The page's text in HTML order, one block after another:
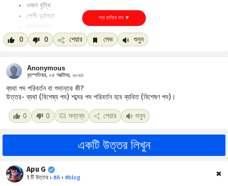
ওজন বৃদ্ধি
পেশী দুর্বলতা
যদি আপনার পেটে অস্বস্তি বা ব্যথা হয়, তাহলে একজন চিকিৎসকের সাথে পরামর্শ করা উচিত।
0 0 শেয়ার সেভ শুনুন
Anonymous
বৃহস্পতিবার, ০৫ অক্টোবর, ২০২৩
ব্যথা পদ পরিবর্তন বা পদান্তর কী?
উত্তর- ব্যথা (বিশেষ্য পদ) শব্দের পদ পরিবর্তন হবে ব্যথিত (বিশেষণ পদ)।
0 0 মন্তব্য শেয়ার শুনুন
একটি উত্তর লিখুন
Apu G
1 টি উত্তর › #A› #blog ✖